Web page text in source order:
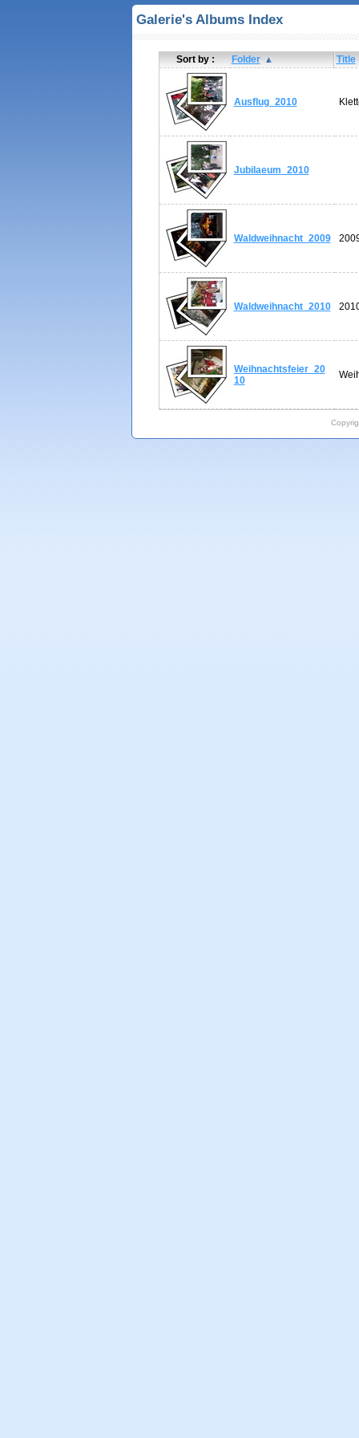
Galerie's Albums Index
Sort by : Folder Title
Ausflug_2010
Jubilaeum_2010
Waldweihnacht_2009
Waldweihnacht_2010
Weihnachtsfeier_20
10